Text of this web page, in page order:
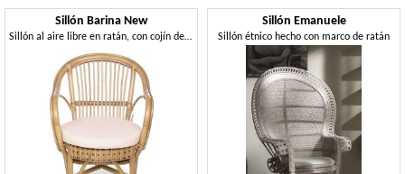
Sillón Barina New
Sillón al aire libre en ratán, con cojín de asiento
Sillón Emanuele
Sillón étnico hecho con marco de ratán